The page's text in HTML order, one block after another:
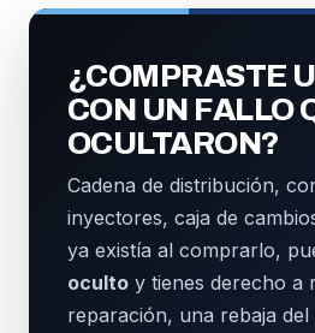
¿COMPRASTE
CON UN FALLO
OCULTARON?
Cadena de distribución,
inyectores, caja de
ya existía al comprarlo,
oculto y tienes derecho a
reparación, una rebaja